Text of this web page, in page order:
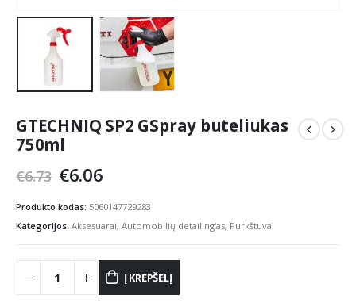
GTECHNIQ SP2 GSpray buteliukas
750ml
€6.73 Original
was:
€6.73.
€6.06Current
is:
€6.06.
Produkto kodas: 5060147729283
Kategorijos: Aksesuarai, Automobilių detailing'as, Purkštuvai
Į KREPŠELĮ